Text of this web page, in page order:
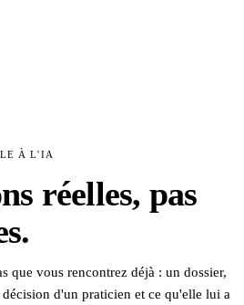
À L'IA
réelles, pas
que vous rencontrez déjà : un dossier,
d'un praticien et ce qu'elle lui a